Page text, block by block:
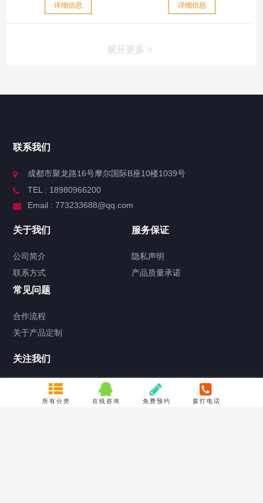
详细信息 详细信息
展开更多
联系我们
成都市聚龙路16号摩尔国际B座10楼1039号
TEL : 18980966200
Email : 773233688@qq.com
关于我们
公司简介
联系方式
服务保证
隐私声明
产品质量承诺
常见问题
合作流程
关于产品定制
关注我们
所有分类 在线咨询 免费预约 拨打电话